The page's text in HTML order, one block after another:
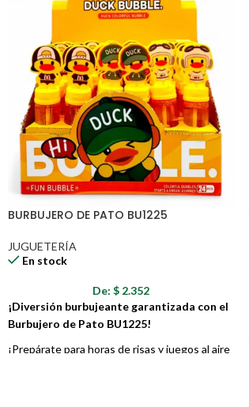
BURBUJERO DE PATO BU1225
JUGUETERÍA
En stock
De: $2.352
¡Diversión burbujeante garantizada con el
Burbujero de Pato BU1225!
¡Prepárate para horas de risas y juegos al aire